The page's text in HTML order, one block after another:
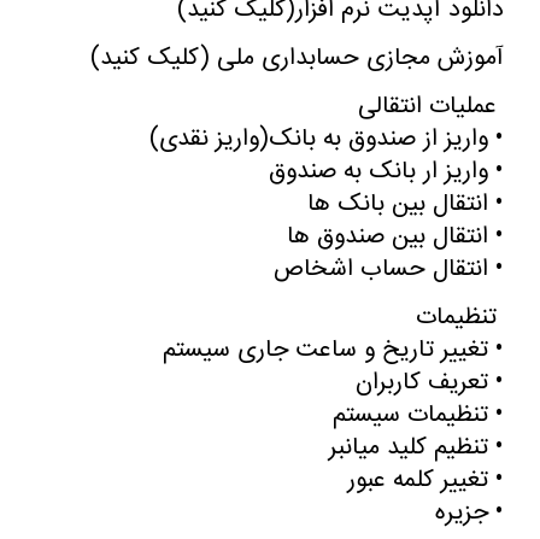
دانلود آپدیت نرم افزار(کلیک کنید)
آموزش مجازی حسابداری ملی (کلیک کنید)
عملیات انتقالی
• واریز از صندوق به بانک(واریز نقدی)
• واریز ار بانک به صندوق
• انتقال بین بانک ها
• انتقال بین صندوق ها
• انتقال حساب اشخاص
تنظیمات
• تغییر تاریخ و ساعت جاری سیستم
• تعریف کاربران
• تنظیمات سیستم
• تنظیم کلید میانبر
• تغییر کلمه عبور
•جزیره